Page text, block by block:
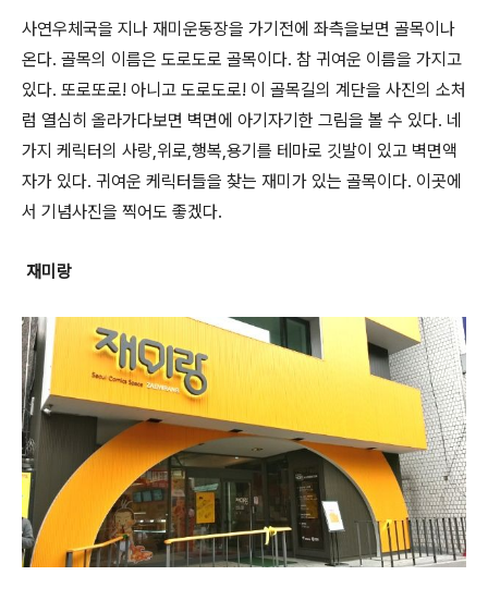
사연우체국을 지나 재미운동장을 가기전에 좌측을보면 골목이나
온다. 골목의 이름은 도로도로 골목이다. 참 귀여운 이름을 가지고
있다. 또로또로! 아니고 도로도로! 이 골목길의 계단을 사진의 소처
럼 열심히 올라가다보면 벽면에 아기자기한 그림을 볼 수 있다. 네
가지 케릭터의 사랑,위로,행복,용기를 테마로 깃발이 있고 벽면액
자가 있다. 귀여운 케릭터들을 찾는 재미가 있는 골목이다. 이곳에
서 기념사진을 찍어도 좋겠다.
재미랑